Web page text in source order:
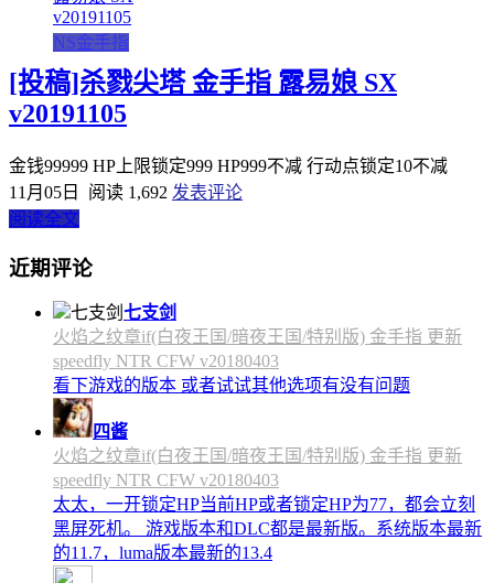
NS金手指
[投稿]杀戮尖塔 金手指 露易娘 SX
v20191105
金钱99999 HP上限锁定999 HP999不减 行动点锁定10不减
11月05日
阅读 1,692 发表评论
阅读全文
近期评论
七支剑
火焰之纹章if(白夜王国/暗夜王国/特别版) 金手指 更新
speedfly NTR CFW v20180403
看下游戏的版本 或者试试其他选项有没有问题
四酱
火焰之纹章if(白夜王国/暗夜王国/特别版) 金手指 更新
speedfly NTR CFW v20180403
太太，一开锁定HP当前HP或者锁定HP为77，都会立刻
黑屏死机。 游戏版本和DLC都是最新版。系统版本最新
的11.7，luma版本最新的13.4